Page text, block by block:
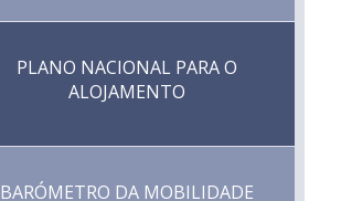
PLANO NACIONAL PARA O
ALOJAMENTO
BARÓMETRO DA MOBILIDADE